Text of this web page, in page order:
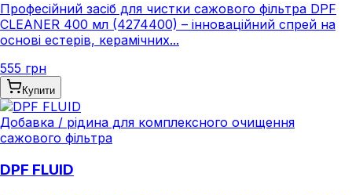
Професійний засіб для чистки сажового фільтра DPF
CLEANER 400 мл (4274400) – інноваційний спрей на
основі естерів, керамічних...
555 грн
Купити
Добавка / рідина для комплексного очищення
сажового фільтра
DPF FLUID